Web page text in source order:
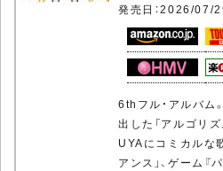
発売日：2026/07/
6thフル・アルバム
出した「アルゴリ
UYAにコミカルな
アンス」、ゲーム